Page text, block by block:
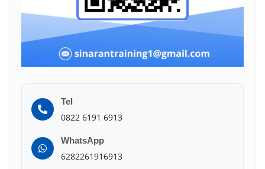
Tel
0822 6191 6913
WhatsApp
6282261916913